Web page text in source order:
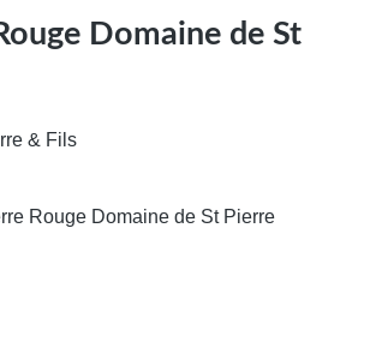
Domaine de St
& Fils